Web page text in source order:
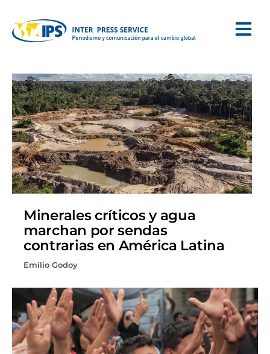
Minerales críticos y agua
marchan por sendas
contrarias en América Latina
Emilio Godoy